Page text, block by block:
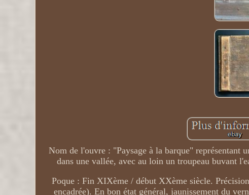
Nom de l'ouvre : "Paysage à la barque" représentant
dans une vallée, avec au loin un troupeau buvant
Poque : Fin XIXème / début XXème siècle.
encadrée). En bon état général, jaunissement du